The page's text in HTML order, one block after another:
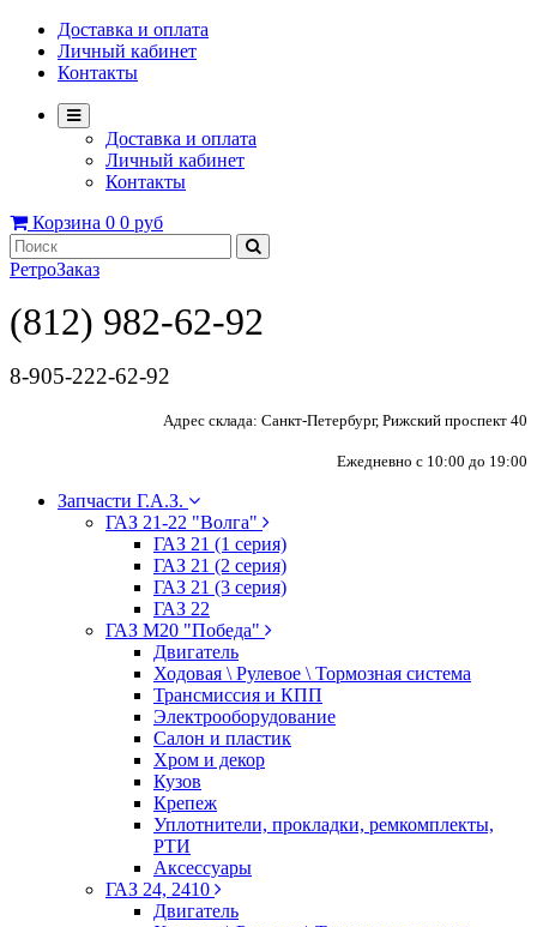
Доставка и оплата
Личный кабинет
Контакты
Доставка и оплата
Личный кабинет
Контакты
Корзина 0 0 руб
РетроЗаказ
(812) 982-62-92
8-905-222-62-92
Адрес склада: Санкт-Петербург, Рижский проспект 40
Ежедневно с 10:00 до 19:00
Запчасти Г.А.З.
ГАЗ 21-22 "Волга"
ГАЗ 21 (1 серия)
ГАЗ 21 (2 серия)
ГАЗ 21 (3 серия)
ГАЗ 22
ГАЗ М20 "Победа"
Двигатель
Ходовая \ Рулевое \ Тормозная система
Трансмиссия и КПП
Электрооборудование
Салон и пластик
Хром и декор
Кузов
Крепеж
Уплотнители, прокладки, ремкомплекты,
РТИ
Аксессуары
ГАЗ 24, 2410
Двигатель